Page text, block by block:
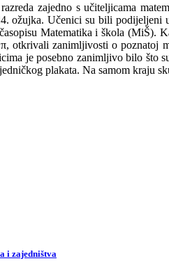
zajedno s učiteljicama
ožujka. Učenici su bili podijeljeni
Matematika i škola (MiŠ).
otkrivali zanimljivosti o poznatoj
je posebno zanimljivo bilo što
plakata. Na samom kraju
i zajedništva